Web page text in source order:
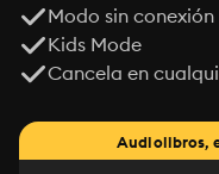
Modo sin conexión
Kids Mode
Cancela en
Audiolibros,